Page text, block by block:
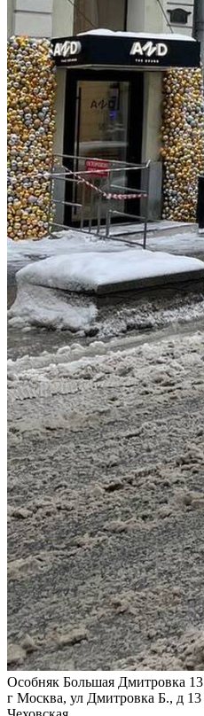
Особняк Большая Дмитровка 13
г Москва, ул Дмитровка Б., д 13